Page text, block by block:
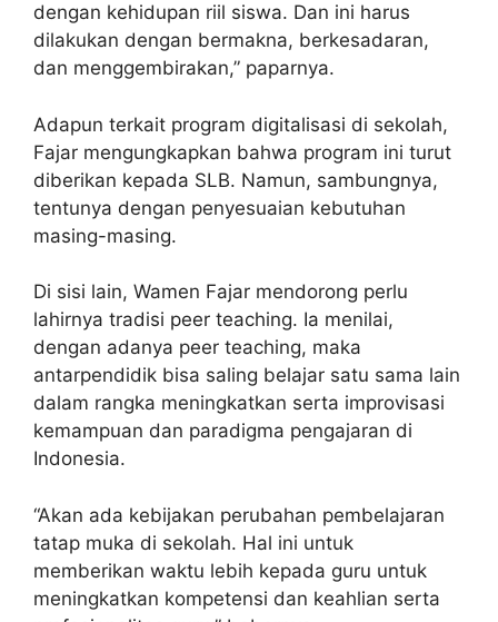
dengan kehidupan riil siswa. Dan ini harus
dilakukan dengan bermakna, berkesadaran,
dan menggembirakan,” paparnya.
Adapun terkait program digitalisasi di sekolah,
Fajar mengungkapkan bahwa program ini turut
diberikan kepada SLB. Namun, sambungnya,
tentunya dengan penyesuaian kebutuhan
masing-masing.
⁠Di sisi lain, Wamen Fajar mendorong perlu
lahirnya tradisi peer teaching. Ia menilai,
dengan adanya peer teaching, maka
antarpendidik bisa saling belajar satu sama lain
dalam rangka meningkatkan serta improvisasi
kemampuan dan paradigma pengajaran di
Indonesia.
“Akan ada kebijakan perubahan pembelajaran
tatap muka di sekolah. Hal ini untuk
memberikan waktu lebih kepada guru untuk
meningkatkan kompetensi dan keahlian serta